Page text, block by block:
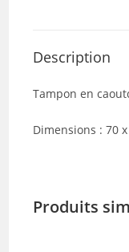
Description
Tampon en
Dimensions : 70
Produits